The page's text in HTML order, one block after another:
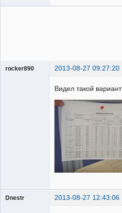
rocker890 2013-08-27 09:27:20
ГИПроектировщик
Видел такой вариант
Dnestr 2013-08-27 12:43:06